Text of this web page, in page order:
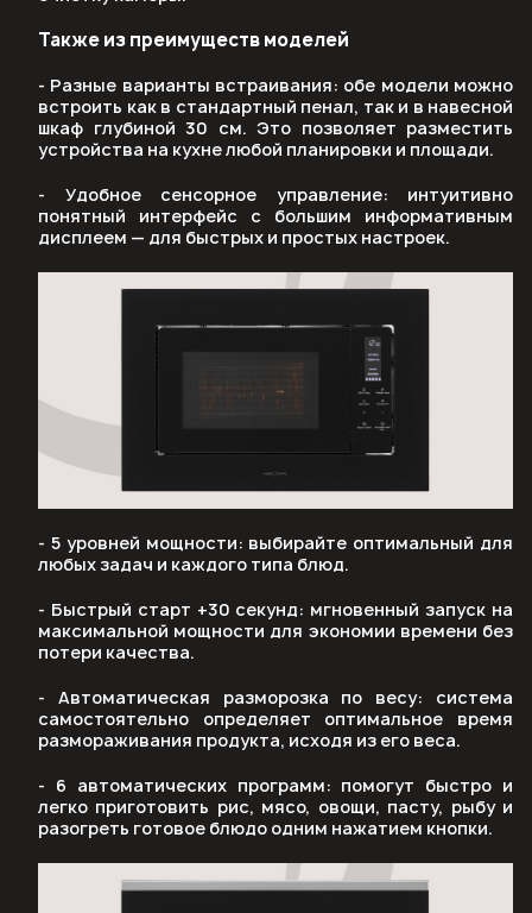
Также из преимуществ моделей
- Разные варианты встраивания: обе модели можно
встроить как в стандартный пенал, так и в навесной
шкаф глубиной 30 см. Это позволяет разместить
устройства на кухне любой планировки и площади.
- Удобное сенсорное управление: интуитивно
понятный интерфейс с большим информативным
дисплеем — для быстрых и простых настроек.
- 5 уровней мощности: выбирайте оптимальный для
любых задач и каждого типа блюд.
- Быстрый старт +30 секунд: мгновенный запуск на
максимальной мощности для экономии времени без
потери качества.
- Автоматическая разморозка по весу: система
самостоятельно определяет оптимальное время
размораживания продукта, исходя из его веса.
- 6 автоматических программ: помогут быстро и
легко приготовить рис, мясо, овощи, пасту, рыбу и
разогреть готовое блюдо одним нажатием кнопки.